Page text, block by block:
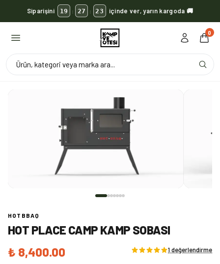
Siparişini 19 : 27 : 23
içinde ver, yarın kargoda 🚚
₺2.500 üzeri kargo BEDAVA 🚚
KVOX ürünlerinde kargo her zaman bedava 🔥
0
Ürün, kategori veya marka ara...
HOTBBAQ
HOT PLACE CAMP KAMP SOBASI
₺ 8,400.00
1 değerlendirme